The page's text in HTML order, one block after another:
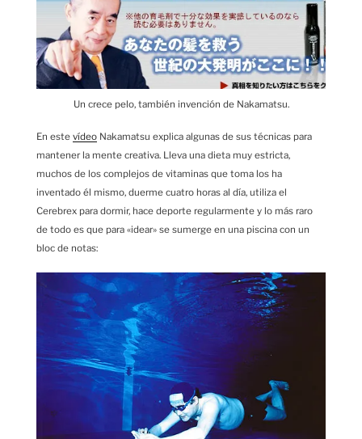
Un crece pelo, también invención de Nakamatsu.
En este vídeo Nakamatsu explica algunas de sus técnicas para
mantener la mente creativa. Lleva una dieta muy estricta,
muchos de los complejos de vitaminas que toma los ha
inventado él mismo, duerme cuatro horas al día, utiliza el
Cerebrex para dormir, hace deporte regularmente y lo más raro
de todo es que para «idear» se sumerge en una piscina con un
bloc de notas: